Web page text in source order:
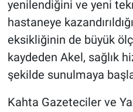
yenilendiğini ve yeni
hastaneye
eksikliğinin de büyük
kaydeden Akel, sağlık
şekilde sunulmaya
Kahta Gazeteciler ve